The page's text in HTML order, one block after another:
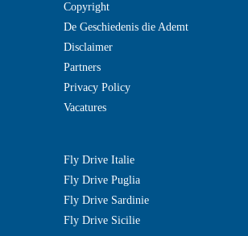
Copyright
De Geschiedenis die Ademt
Disclaimer
Partners
Privacy Policy
Vacatures
Fly Drive Italie
Fly Drive Puglia
Fly Drive Sardinie
Fly Drive Sicilie